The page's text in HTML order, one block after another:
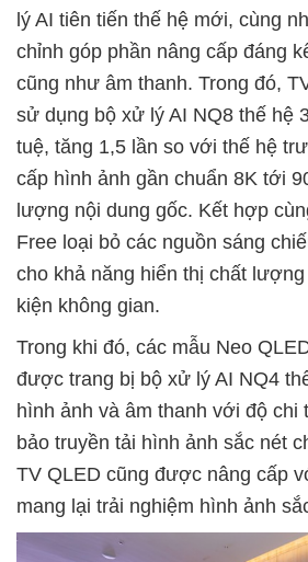
lý AI tiên tiến thế hệ mới, cùng
chỉnh góp phần nâng cấp đáng
cũng như âm thanh. Trong đó,
sử dụng bộ xử lý AI NQ8 thế hệ
tuệ, tăng 1,5 lần so với thế hệ
cấp hình ảnh gần chuẩn 8K tới
lượng nội dung gốc. Kết hợp
Free loại bỏ các nguồn sáng
cho khả năng hiển thị chất
kiện không gian.
Trong khi đó, các mẫu Neo
được trang bị bộ xử lý AI NQ4
hình ảnh và âm thanh với độ chi
bảo truyền tải hình ảnh sắc nét
TV QLED cũng được nâng cấp
mang lại trải nghiệm hình ảnh